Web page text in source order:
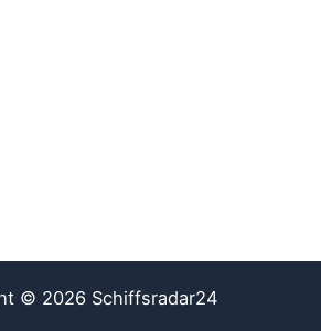
© 2026 Schiffsradar24